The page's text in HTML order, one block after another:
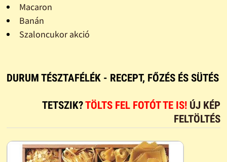
Macaron
Banán
Szaloncukor akció
DURUM TÉSZTAFÉLÉK - RECEPT, FŐZÉS ÉS SÜTÉS
TETSZIK?TÖLTS FEL FOTÓT TE IS! ÚJ KÉP
FELTÖLTÉS